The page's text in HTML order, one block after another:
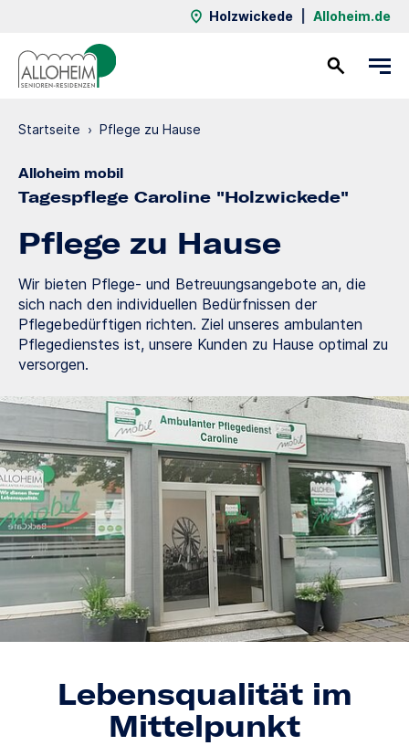
Holzwickede Alloheim.de
Startseite › Pflege zu Hause
Alloheim mobil
Tagespflege Caroline "Holzwickede"
Pflege zu Hause
Wir bieten Pflege- und Betreuungsangebote an, die
sich nach den individuellen Bedürfnissen der
Pflegebedürftigen richten. Ziel unseres ambulanten
Pflegedienstes ist, unsere Kunden zu Hause optimal zu
versorgen.
Lebensqualität im
Mittelpunkt